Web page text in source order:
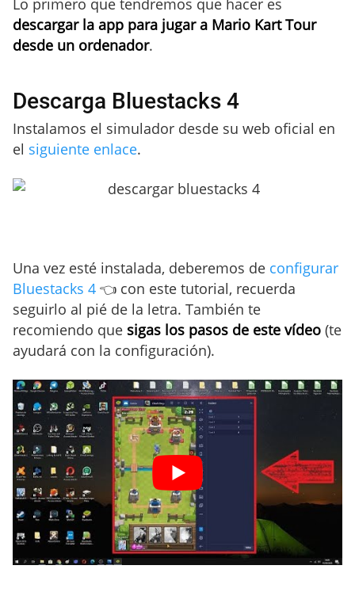
descargar la app para jugar a Mario Kart Tour
desde un ordenador.
Descarga Bluestacks 4
Instalamos el simulador desde su web oficial en
el siguiente enlace.
Una vez esté instalada, deberemos de configurar
Bluestacks 4 👈 con este tutorial, recuerda
seguirlo al pié de la letra. También te
recomiendo que sigas los pasos de este vídeo (te
ayudará con la configuración).